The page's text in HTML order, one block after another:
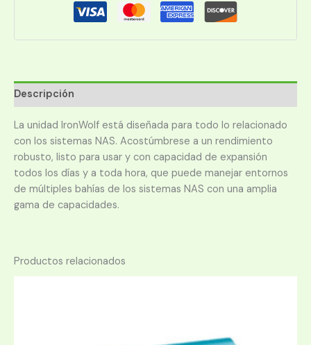
cantidad
Descripción
La unidad IronWolf está diseñada para todo lo relacionado
con los sistemas NAS. Acostúmbrese a un rendimiento
robusto, listo para usar y con capacidad de expansión
todos los días y a toda hora, que puede manejar entornos
de múltiples bahías de los sistemas NAS con una amplia
gama de capacidades.
Productos relacionados